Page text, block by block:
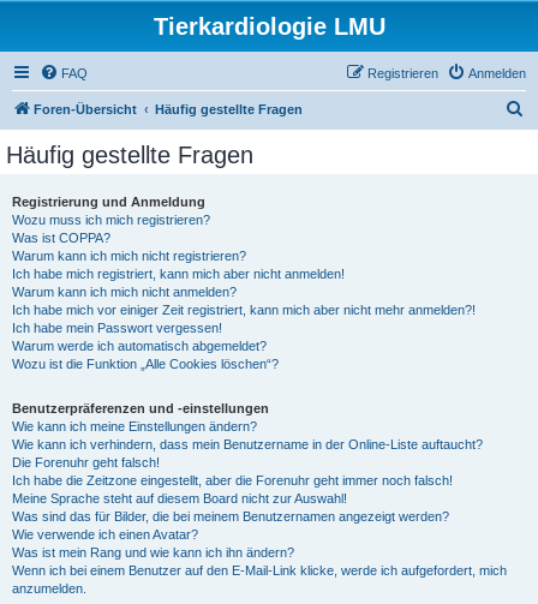
Tierkardiologie LMU
FAQ Anmelden
Registrieren
Foren-Übersicht Häufig gestellte Fragen
Häufig gestellte Fragen
Registrierung und Anmeldung
Wozu muss ich mich registrieren?
Was ist COPPA?
Warum kann ich mich nicht registrieren?
Ich habe mich registriert, kann mich aber nicht anmelden!
Warum kann ich mich nicht anmelden?
Ich habe mich vor einiger Zeit registriert, kann mich aber nicht mehr anmelden?!
Ich habe mein Passwort vergessen!
Warum werde ich automatisch abgemeldet?
Wozu ist die Funktion „Alle Cookies löschen“?
Benutzerpräferenzen und -einstellungen
Wie kann ich meine Einstellungen ändern?
Wie kann ich verhindern, dass mein Benutzername in der Online-Liste auftaucht?
Die Forenuhr geht falsch!
Ich habe die Zeitzone eingestellt, aber die Forenuhr geht immer noch falsch!
Meine Sprache steht auf diesem Board nicht zur Auswahl!
Was sind das für Bilder, die bei meinem Benutzernamen angezeigt werden?
Wie verwende ich einen Avatar?
Was ist mein Rang und wie kann ich ihn ändern?
Wenn ich bei einem Benutzer auf den E-Mail-Link klicke, werde ich aufgefordert, mich
anzumelden.